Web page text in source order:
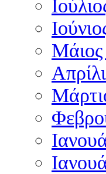
Μάιος